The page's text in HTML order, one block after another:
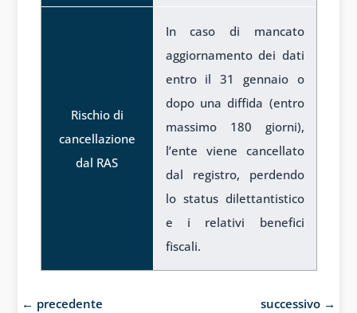
Rischio di
cancellazione
dal RAS
In caso di mancato
aggiornamento dei dati
entro il 31 gennaio o
dopo una diffida (entro
massimo 180 giorni),
l’ente viene cancellato
dal registro, perdendo
lo status dilettantistico
e i relativi benefici
fiscali.
← precedente successivo →